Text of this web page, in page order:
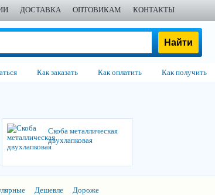
ДОСТАВКА ОПТОВИКАМ КОНТАКТЫ
Как заказать Как оплатить Как получить
Скоба металлическая
двухлапковая
Дешевле Дороже